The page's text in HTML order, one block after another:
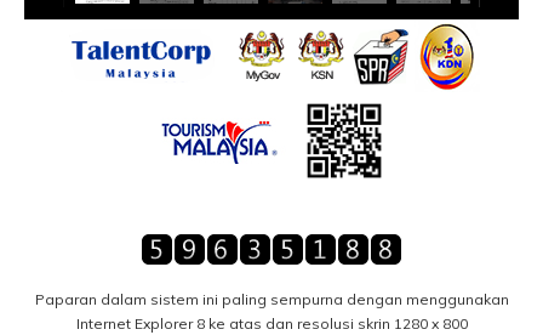
Paparan dalam sistem ini paling sempurna dengan menggunakan
Internet Explorer 8 ke atas dan resolusi skrin 1280 x 800